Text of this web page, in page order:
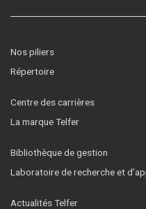
Nos piliers
Répertoire
Centre des carrières
La marque Telfer
Bibliothèque de gestion
Laboratoire de recherche et
Actualités Telfer